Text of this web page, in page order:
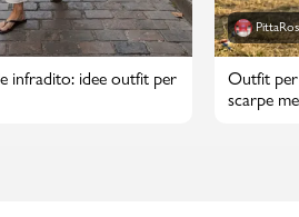
infradito: idee outfit per
Outfit per
scarpe